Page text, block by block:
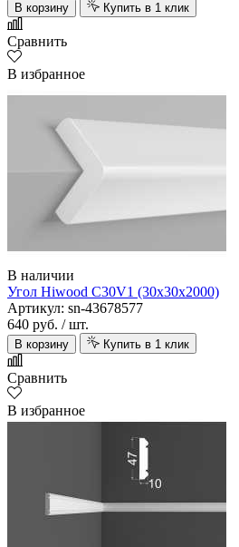
В корзину Купить в 1 клик
Сравнить
В избранное
В наличии
Угол Hiwood C30V1 (30х30х2000)
Артикул: sn-43678577
640 руб. / шт.
В корзину Купить в 1 клик
Сравнить
В избранное